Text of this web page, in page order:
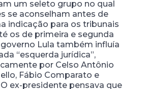
um seleto grupo no qual
se aconselham antes de
indicação para os tribunais
os de primeira e segunda
Lula também influía
“esquerda jurídica”,
por Celso Antônio
Fábio Comparato e
ex-presidente pensava que